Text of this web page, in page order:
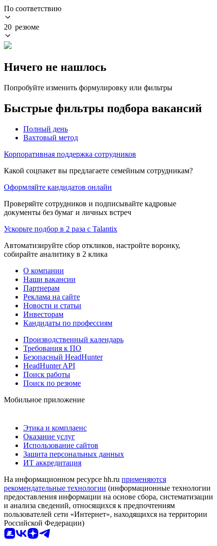
По соответствию
20 резюме
Ничего не нашлось
Попробуйте изменить формулировку или фильтры
Быстрые фильтры подбора вакансий
Полный день
Вахтовый метод
Корпоративная поддержка сотрудников
Какой соцпакет вы предлагаете семейным сотрудникам?
Оформляйте кандидатов онлайн
Проверяйте сотрудников и подписывайте кадровые
документы без бумаг и личных встреч
Ускорьте подбор в 2 раза с Talantix
Автоматизируйте сбор откликов, настройте воронку,
собирайте аналитику в 2 клика
О компании
Наши вакансии
Партнерам
Реклама на сайте
Новости и статьи
Инвесторам
Кандидаты по профессиям
Производственный календарь
Требования к ПО
Безопасный HeadHunter
HeadHunter API
Поиск работы
Поиск по резюме
Мобильное приложение
Этика и комплаенс
Оказание услуг
Использование сайтов
Защита персональных данных
ИТ аккредитация
На информационном ресурсе hh.ru применяются
рекомендательные технологии (информационные технологии
предоставления информации на основе сбора, систематизации
и анализа сведений, относящихся к предпочтениям
пользователей сети «Интернет», находящихся на территории
Российской Федерации)